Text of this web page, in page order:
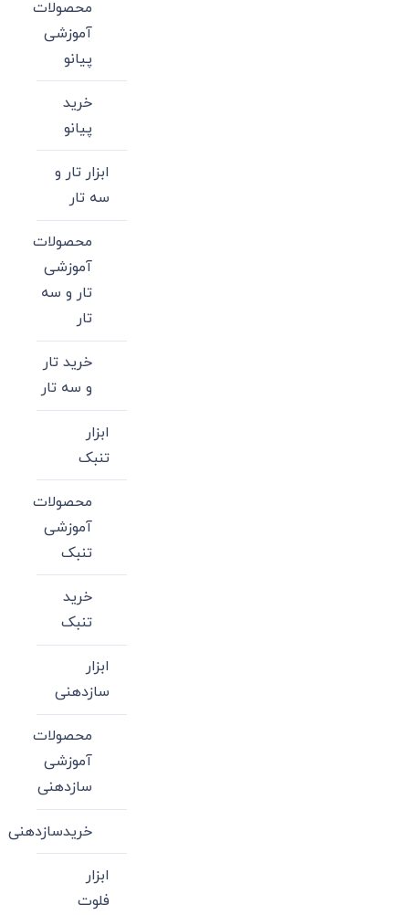
محصولات
آموزشی
پیانو
خرید
پیانو
ابزار تار و
سه تار
محصولات
آموزشی
تار و سه
تار
خرید تار
و سه تار
ابزار
تنبک
محصولات
آموزشی
تنبک
خرید
تنبک
ابزار
سازدهنی
محصولات
آموزشی
سازدهنی
خریدسازدهنی
ابزار
فلوت